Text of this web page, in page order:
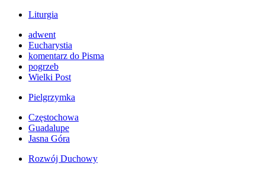
Liturgia
adwent
Eucharystia
komentarz do Pisma
pogrzeb
Wielki Post
Pielgrzymka
Częstochowa
Guadalupe
Jasna Góra
Rozwój Duchowy